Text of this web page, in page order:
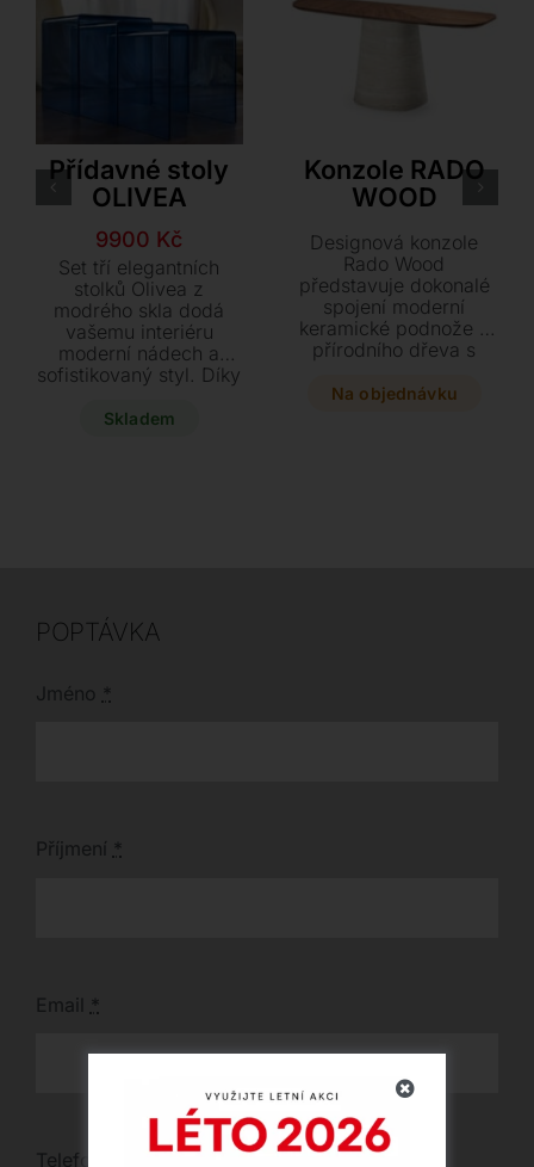
Přídavné stoly
OLIVEA
Původní
cena
byla:
12900 Kč.
9900 Kč
Aktuální
cena
je:
9900 Kč.
Set tří elegantních
stolků Olivea z
modrého skla dodá
vašemu interiéru
moderní nádech a
sofistikovaný styl. Díky
designu jsou stoly
Skladem
Konzole RADO
WOOD
Designová konzole
Rado Wood
představuje dokonalé
spojení moderní
keramické podnože a
přírodního dřeva s
Tento jedinečný kousek
Na objednávku
POPTÁVKA
Jméno *
Příjmení *
Email *
Telefon